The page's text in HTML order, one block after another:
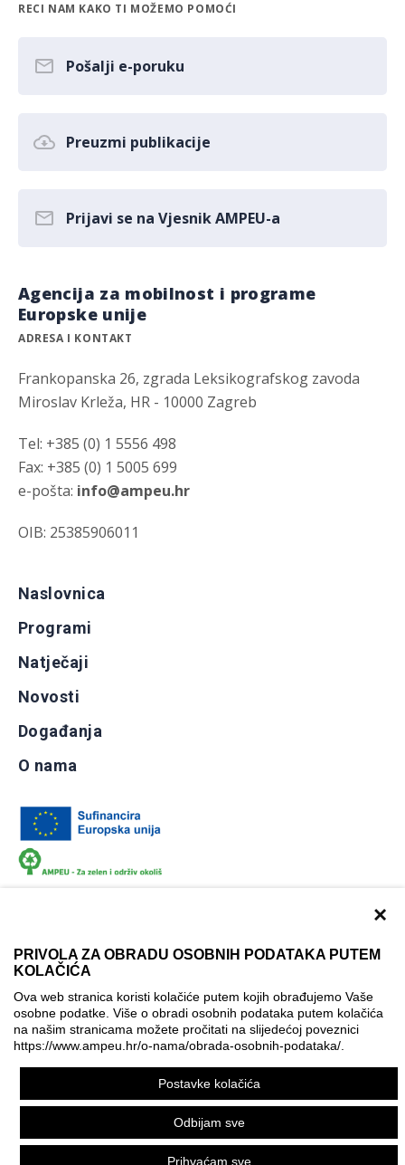
×
PRIVOLA ZA OBRADU OSOBNIH PODATAKA PUTEM
KOLAČIĆA
Ova web stranica koristi kolačiće putem kojih obrađujemo Vaše
osobne podatke. Više o obradi osobnih podataka putem kolačića
na našim stranicama možete pročitati na slijedećoj poveznici
https://www.ampeu.hr/o-nama/obrada-osobnih-podataka/
Postavke kolačića
Odbijam sve
Prihvaćam sve
RECI NAM KAKO TI MOŽEMO POMOĆI
Pošalji e-poruku
Preuzmi publikacije
Prijavi se na Vjesnik AMPEU-a
Agencija za mobilnost i programe
Europske unije
ADRESA I KONTAKT
Frankopanska 26, zgrada Leksikografskog zavoda
Miroslav Krleža, HR - 10000 Zagreb
Tel: +385 (0) 1 5556 498
Fax: +385 (0) 1 5005 699
e-pošta: info@ampeu.hr
OIB: 25385906011
Naslovnica
Programi
Natječaji
Novosti
Događanja
O nama
Izjava o pristupačnosti
Politika korištenja kolačića
Postavke kolačića
Ova mrežna stranica je ostvarena uz financijsku potporu
Europske komisije. Ona izražava isključivo stajalište autora
mrežne stranice i Komisija se ne može smatrati odgovornom
pri upotrebi informacija koje se na njoj nalaze.